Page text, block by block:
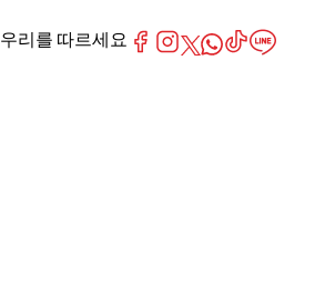
우리를 따르세요